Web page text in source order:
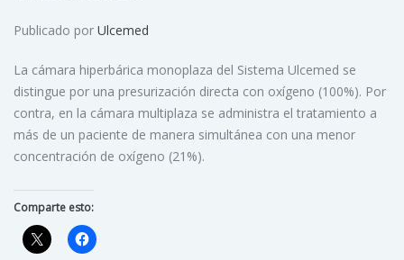
Publicado por Ulcemed
La cámara hiperbárica monoplaza del Sistema Ulcemed se
distingue por una presurización directa con oxígeno (100%). Por
contra, en la cámara multiplaza se administra el tratamiento a
más de un paciente de manera simultánea con una menor
concentración de oxígeno (21%).
Comparte esto: